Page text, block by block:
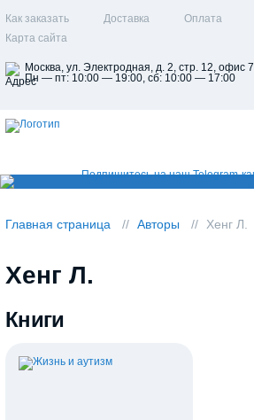
Как заказать Доставка Оплата
Карта сайта
Москва, ул. Электродная, д. 2, стр. 12, офис 7
Пн — пт: 10:00 — 19:00, сб: 10:00 — 17:00
Главная страница Авторы Хенг Л.
Хенг Л.
Книги